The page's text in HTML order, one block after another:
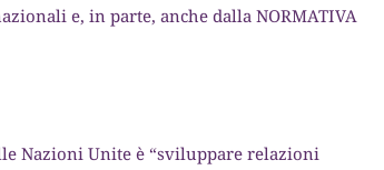
e, in parte, anche dalla NORMATIVA
Nazioni Unite è “sviluppare relazioni